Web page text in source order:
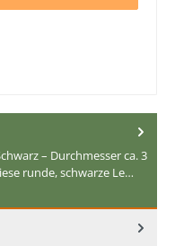
– Durchmesser ca. 3
runde, schwarze Le…